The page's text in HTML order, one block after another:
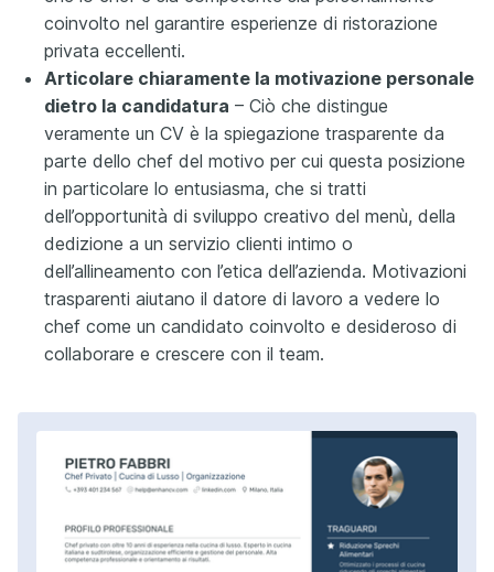
coinvolto nel garantire esperienze di ristorazione
privata eccellenti.
Articolare chiaramente la motivazione personale
dietro la candidatura – Ciò che distingue
veramente un CV è la spiegazione trasparente da
parte dello chef del motivo per cui questa posizione
in particolare lo entusiasma, che si tratti
dell’opportunità di sviluppo creativo del menù, della
dedizione a un servizio clienti intimo o
dell’allineamento con l’etica dell’azienda. Motivazioni
trasparenti aiutano il datore di lavoro a vedere lo
chef come un candidato coinvolto e desideroso di
collaborare e crescere con il team.